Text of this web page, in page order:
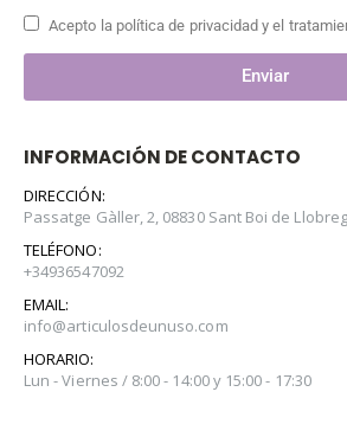
Acepto la política de privacidad y el
Enviar
INFORMACIÓN DE CONTACTO
DIRECCIÓN:
Passatge Gàller, 2, 08830 Sant Boi de
TELÉFONO:
+34936547092
EMAIL:
info@articulosdeunuso.com
HORARIO:
Lun - Viernes / 8:00 - 14:00 y 15:00 - 17:30